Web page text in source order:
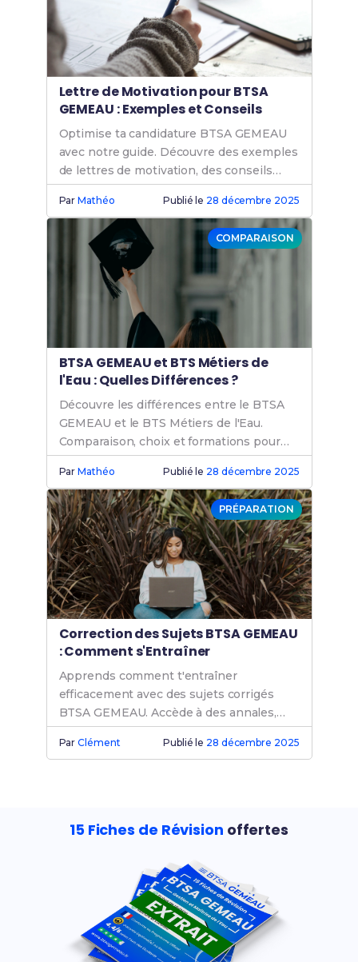
Lettre de Motivation pour BTSA
GEMEAU : Exemples et Conseils
Optimise ta candidature BTSA GEMEAU
avec notre guide. Découvre des exemples
de lettres de motivation, des conseils
pratiques et des astuces pour réussir ton
admission sur Parcoursup.
ParMathéo Publié le 28 décembre 2025
COMPARAISON
BTSA GEMEAU et BTS Métiers de
l'Eau : Quelles Différences ?
Découvre les différences entre le BTSA
GEMEAU et le BTS Métiers de l'Eau.
Comparaison, choix et formations pour
maîtriser les métiers de l'eau.
ParMathéo Publié le 28 décembre 2025
PRÉPARATION
Correction des Sujets BTSA GEMEAU
: Comment s'Entraîner
Apprends comment t'entraîner
efficacement avec des sujets corrigés
BTSA GEMEAU. Accède à des annales,
exercices et révisions pour une
préparation optimale à ton examen.
ParClément Publié le 28 décembre 2025
15 Fiches de Révision offertes